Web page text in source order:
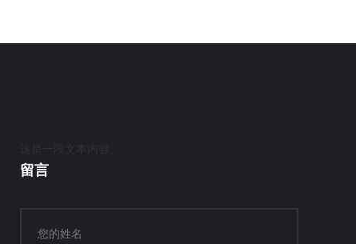
留言